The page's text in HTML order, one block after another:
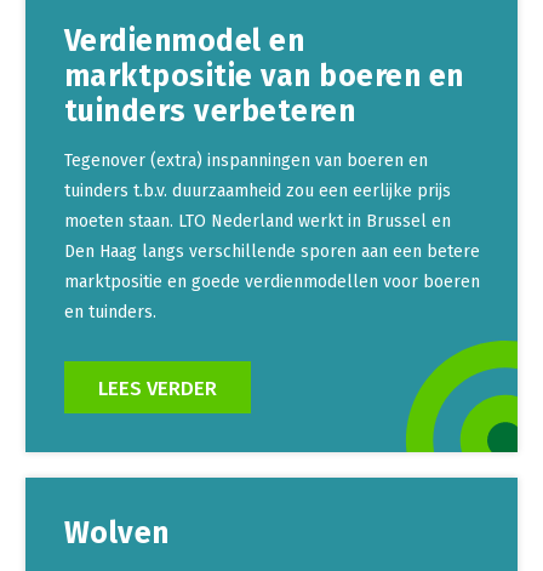
Verdienmodel en
marktpositie van boeren en
tuinders verbeteren
Tegenover (extra) inspanningen van boeren en
tuinders t.b.v. duurzaamheid zou een eerlijke prijs
moeten staan. LTO Nederland werkt in Brussel en
Den Haag langs verschillende sporen aan een betere
marktpositie en goede verdienmodellen voor boeren
en tuinders.
LEES VERDER
Wolven